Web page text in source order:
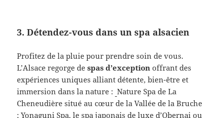
3. Détendez-vous dans un spa alsacien
Profitez de la pluie pour prendre soin de vous.
L’Alsace regorge despas d’exception offrant des
expériences uniques alliant détente, bien-être et
immersion dans la nature : Nature Spa de La
Cheneudière situé au cœur de la Vallée de la Bruche
; Yonaguni Spa, le spa japonais de luxe d’Obernai ou